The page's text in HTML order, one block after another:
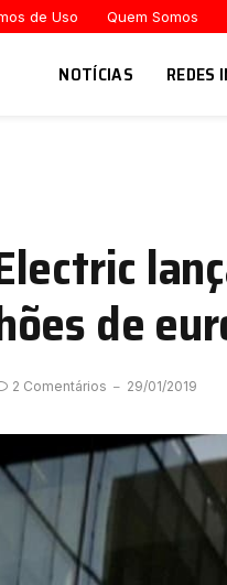
de Uso Quem Somos
NOTÍCIAS REDES
de
2 Comentários 29/01/2019